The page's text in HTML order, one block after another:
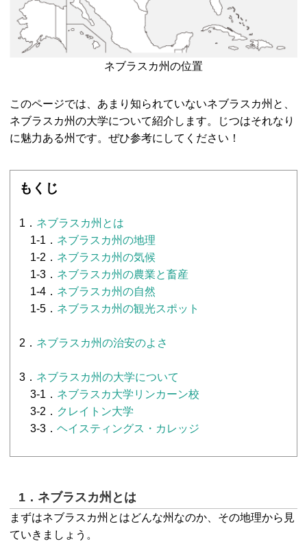
ネブラスカ州の位置
このページでは、あまり知られていないネブラスカ州と、
ネブラスカ州の大学について紹介します。じつはそれなり
に魅力ある州です。ぜひ参考にしてください！
もくじ
1． ネブラスカ州とは
1-1． ネブラスカ州の地理
1-2． ネブラスカ州の気候
1-3． ネブラスカ州の農業と畜産
1-4． ネブラスカ州の自然
1-5． ネブラスカ州の観光スポット
2． ネブラスカ州の治安のよさ
3． ネブラスカ州の大学について
3-1． ネブラスカ大学リンカーン校
3-2． クレイトン大学
3-3． ヘイスティングス・カレッジ
1．ネブラスカ州とは
まずはネブラスカ州とはどんな州なのか、その地理から見
ていきましょう。